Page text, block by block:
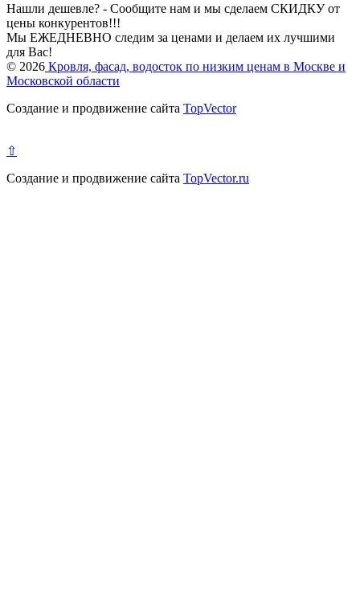
Нашли дешевле? - Сообщите нам и мы сделаем СКИДКУ от
цены конкурентов!!!
Мы ЕЖЕДНЕВНО следим за ценами и делаем их лучшими
для Вас!
© 2026 Кровля, фасад, водосток по низким ценам в Москве и
Московской области
Создание и продвижение сайта TopVector
⇧
Создание и продвижение сайта TopVector.ru